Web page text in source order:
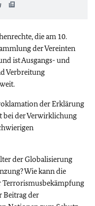
die am 10.
der Vereinten
ist Ausgangs- und
Verbreitung
der Erklärung
bei der Verwirklichung
der Globalisierung
Wie kann die
Terrorismusbekämpfung
Beitrag der